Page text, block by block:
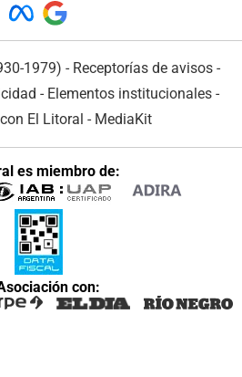
1979) - Receptorías de avisos -
- Elementos institucionales -
El Litoral - MediaKit
es miembro de:
con: